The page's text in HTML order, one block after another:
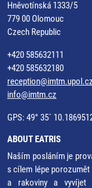
Hněvotínská 1333/5
779 00 Olomouc
Czech Republic
+420 585632111
+420 585632180
reception@imtm.upol.cz
info@imtm.cz
GPS: 49° 35´
ABOUT EATRIS
Naším posláním je
s cílem lépe
a rakoviny a vyvíjet